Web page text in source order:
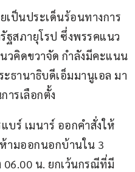
เป็นประเด็นร้อนทางการ
ฐสภายุโรป ซึ่งพรรคแนว
วคิดขวาจัด กำลังมีคะแนน
ธานาธิบดีเอ็มมานูเอล มา
ารเลือกตั้ง
บร์ เมนาร์ ออกคำสั่งให้
ามออกนอกบ้านใน 3
06.00 น. ยกเว้นกรณีที่มี